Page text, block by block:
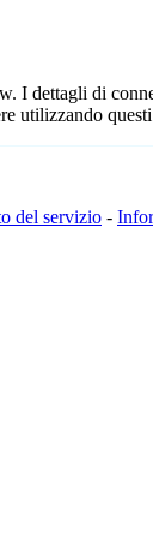
dettagli di
utilizzando
del servizio -